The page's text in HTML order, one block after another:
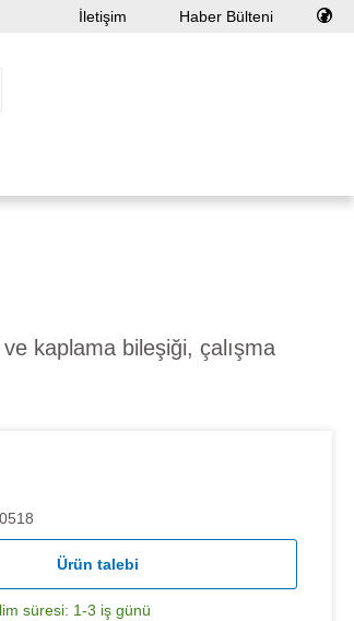
İletişim Haber Bülteni
kaplama bileşiği, çalışma
Ürün talebi
süresi: 1-3 iş günü